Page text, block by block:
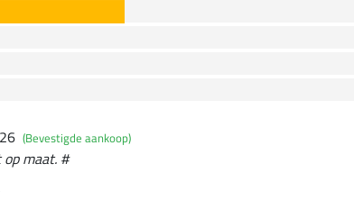
(Bevestigde aankoop)
maat. #